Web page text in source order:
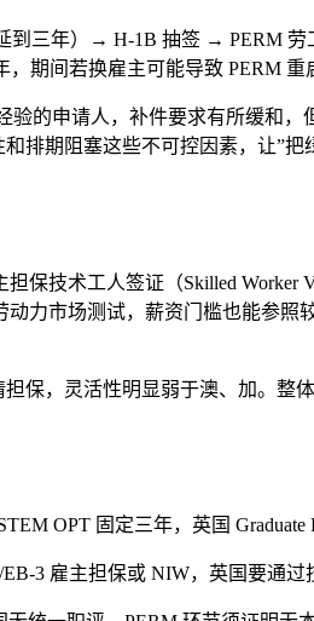
到三年）→ H-1B 抽签 → PERM
期间若换雇主可能导致 PERM 重
的申请人，补件要求有所缓和
排期阻塞这些不可控因素，让”
保技术工人签证（Skilled Worker
力市场测试，薪资门槛也能参照
保，灵活性明显弱于澳、加。整
OPT 固定三年，英国 Graduate
3 雇主担保或 NIW，英国要通过